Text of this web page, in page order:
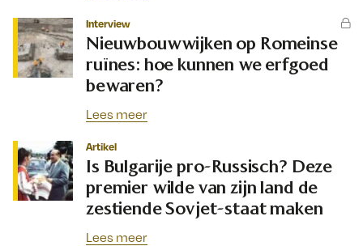
Interview
Nieuwbouwwijken op Romeinse
ruïnes: hoe kunnen we erfgoed
bewaren?
Lees meer
Artikel
Is Bulgarije pro-Russisch? Deze
premier wilde van zijn land de
zestiende Sovjet-staat maken
Lees meer